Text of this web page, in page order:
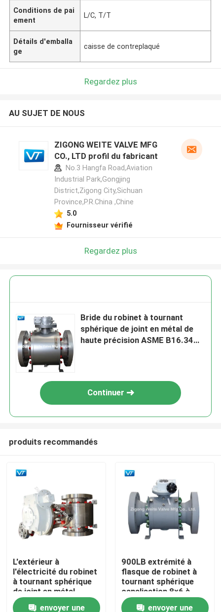
A propos de nous
Contacts
Conditions de pai
ement
L/C, T/T
Détails d'emballa
ge
caisse de contreplaqué
Regardez plus
AU SUJET DE NOUS
ZIGONG WEITE VALVE MFG
CO., LTD profil du fabricant
No.3 Hangfa Road,Aviation
Industrial Park,Gongjing
District,Zigong City,Sichuan
Province,P.R.China ,Chine
5.0
Fournisseur vérifié
Regardez plus
Bride du robinet à tournant
sphérique de joint en métal de
haute précision ASME B16.34
Continuer
produits recommandés
L'extérieur à
l'électricité du robinet
à tournant sphérique
de joint en métal
d'OEM DN50-DN1200
envoyer une
900LB extrémité à
flasque de robinet à
tournant sphérique
canalisation 8×6 à
haute pression »
envoyer une